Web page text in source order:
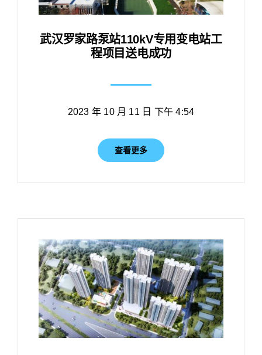
武汉罗家路泵站110kV专用变电站工
程项目送电成功
2023 年 10 月 11 日 下午 4:54
查看更多